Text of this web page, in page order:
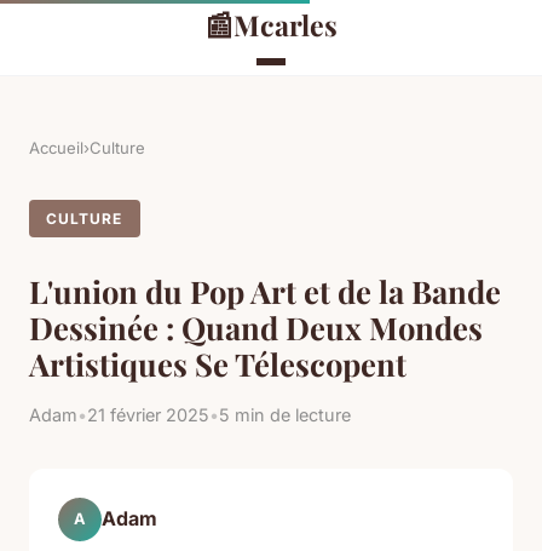
📰Mcarles
Accueil›Culture
CULTURE
L'union du Pop Art et de la Bande
Dessinée : Quand Deux Mondes
Artistiques Se Télescopent
Adam•21 février 2025•5 min de lecture
A Adam